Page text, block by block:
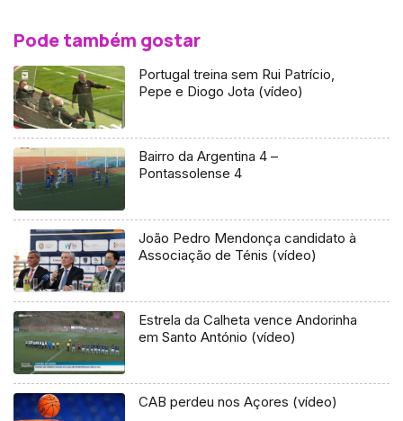
Pode também gostar
Portugal treina sem Rui Patrício,
Pepe e Diogo Jota (vídeo)
Bairro da Argentina 4 –
Pontassolense 4
João Pedro Mendonça candidato à
Associação de Ténis (vídeo)
Estrela da Calheta vence Andorinha
em Santo António (vídeo)
CAB perdeu nos Açores (vídeo)